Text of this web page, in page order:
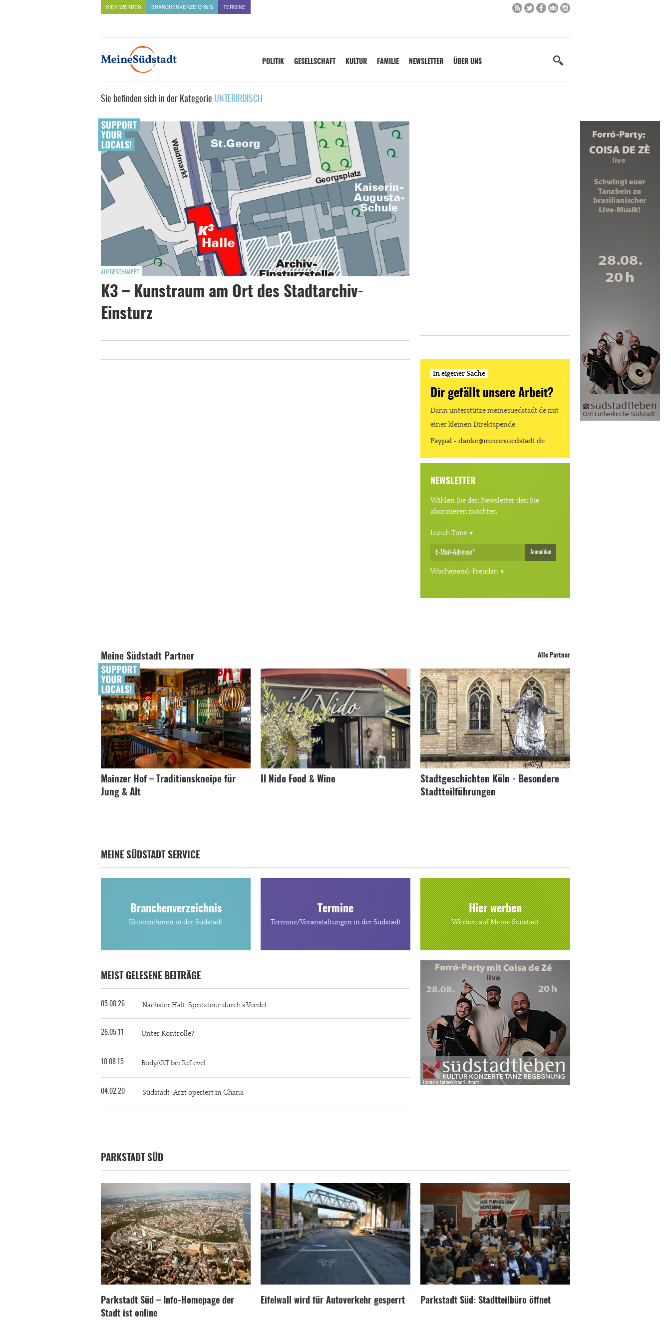
HIER WERBEN BRANCHENVERZEICHNIS TERMINE
POLITIK GESELLSCHAFT KULTUR FAMILIE NEWSLETTER ÜBER UNS
Sie befinden sich in der Kategorie UNTERIRDISCH
AUFGESCHNAPPT
K3 – Kunstraum am Ort des Stadtarchiv-
Einsturz
In eigener Sache
Dir gefällt unsere Arbeit?
Dann unterstütze meinesuedstadt.de mit
einer kleinen Direktspende.
Paypal - danke@meinesuedstadt.de
NEWSLETTER
Wählen Sie den Newsletter den Sie
abonnieren möchten.
Lunch Time
Anmelden
Wochenend-Freuden
Meine Südstadt Partner Alle Partner
Mainzer Hof – Traditionskneipe für
Jung & Alt
Il Nido Food & Wine
Stadtgeschichten Köln - Besondere
Stadtteilführungen
MEINE SÜDSTADT SERVICE
Branchenverzeichnis
Unternehmen in der Südstadt
Termine
Termine/Veranstaltungen in der Südstadt
Hier werben
Werben auf Meine Südstadt
MEIST GELESENE BEITRÄGE
05.08.26 Nächster Halt: Spritztour durch´s Veedel
26.05.11 Unter Kontrolle?
18.08.15 BodyART bei ReLevel
04.02.20 Südstadt-Arzt operiert in Ghana
PARKSTADT SÜD
Parkstadt Süd – Info-Homepage der
Stadt ist online
Eifelwall wird für Autoverkehr gesperrt Parkstadt Süd: Stadtteilbüro öffnet